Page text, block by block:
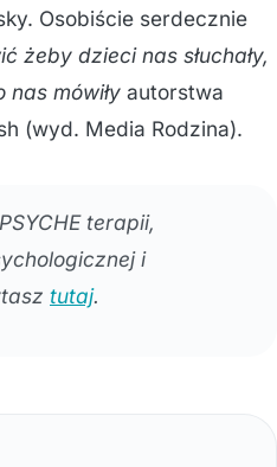
Osobiście serdecznie
żeby dzieci nas słuchały,
nas mówiły autorstwa
(wyd. Media Rodzina).
terapii,
i
tutaj.